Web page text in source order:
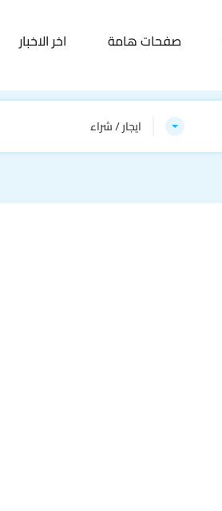
صفحات هامة اخر الاخبار
ايجار / شراء